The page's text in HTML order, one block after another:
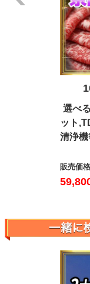
選べ
ット
清浄
販売価格